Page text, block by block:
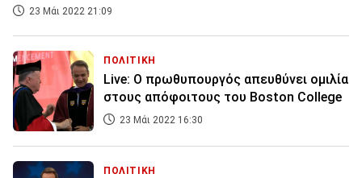
23 Μάι 2022 21:09
ΠΟΛΙΤΙΚΗ
Live: Ο πρωθυπουργός απευθύνει ομιλία
στους απόφοιτους του Boston College
23 Μάι 2022 16:30
ΠΟΛΙΤΙΚΗ